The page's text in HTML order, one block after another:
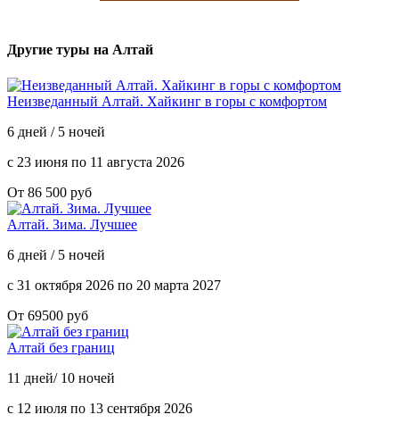
Другие туры на Алтай
Неизведанный Алтай. Хайкинг в горы с комфортом
6 дней / 5 ночей
с 23 июня по 11 августа 2026
От 86 500 руб
Алтай. Зима. Лучшее
6 дней / 5 ночей
с 31 октября 2026 по 20 марта 2027
От 69500 руб
Алтай без границ
11 дней/ 10 ночей
с 12 июля по 13 сентября 2026